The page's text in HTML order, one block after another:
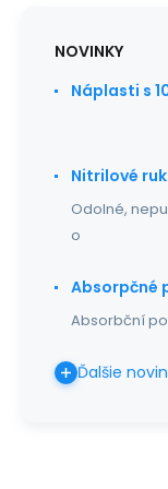
NOVINKY
Náplasti s
Nitrilové
Odolné,
o
Absorpčné
Absorbční
Ďalšie